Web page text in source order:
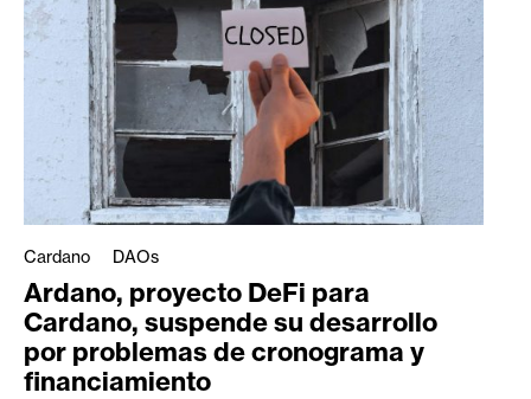
Cardano DAOs
Ardano, proyecto DeFi para
Cardano, suspende su desarrollo
por problemas de cronograma y
financiamiento